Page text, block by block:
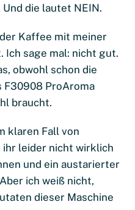
die lautet NEIN.
Kaffee mit meiner
sage mal: nicht gut.
obwohl schon die
F30908 ProAroma
braucht.
klaren Fall von
leider nicht wirklich
und ein austarierter
ich weiß nicht,
dieser Maschine